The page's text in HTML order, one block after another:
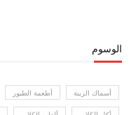
الوسوم
أسماك الزينة أطعمة الطيور